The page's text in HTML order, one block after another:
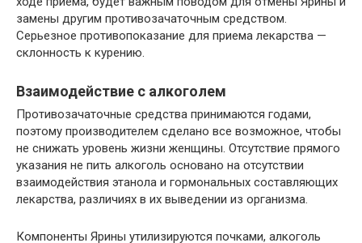
замены другим противозачаточным средством.
Серьезное противопоказание для приема лекарства —
склонность к курению.
Взаимодействие с алкоголем
Противозачаточные средства принимаются годами,
поэтому производителем сделано все возможное, чтобы
не снижать уровень жизни женщины. Отсутствие прямого
указания не пить алкоголь основано на отсутствии
взаимодействия этанола и гормональных составляющих
лекарства, различиях в их выведении из организма.
Компоненты Ярины утилизируются почками, алкоголь